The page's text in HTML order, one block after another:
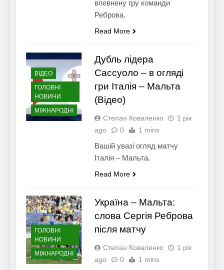
впевнену гру команди
Реброва.
Read More
ВІДЕО
ГОЛОВНІ
НОВИНИ
МІЖНАРОДНІ
Дубль лідера
Сассуоло – в огляді
гри Італія – Мальта
(Відео)
Степан Коваленко
1 рік
ago
0 1 mins
Вашій увазі огляд матчу
Італія – Мальта.
Read More
ГОЛОВНІ
НОВИНИ
МІЖНАРОДНІ
Україна – Мальта:
слова Сергія Реброва
після матчу
Степан Коваленко
1 рік
ago
0 1 mins